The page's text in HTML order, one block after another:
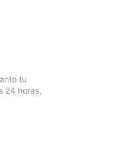
tu
24 horas,